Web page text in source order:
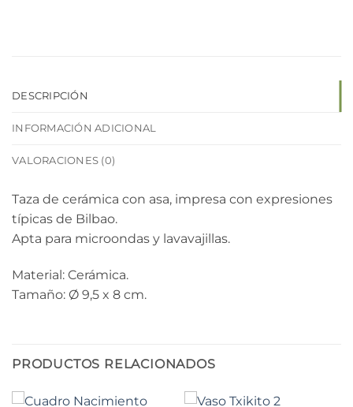
DESCRIPCIÓN
INFORMACIÓN ADICIONAL
VALORACIONES (0)
Taza de cerámica con asa, impresa con expresiones
típicas de Bilbao.
Apta para microondas y lavavajillas.
Material: Cerámica.
Tamaño: Ø 9,5 x 8 cm.
PRODUCTOS RELACIONADOS